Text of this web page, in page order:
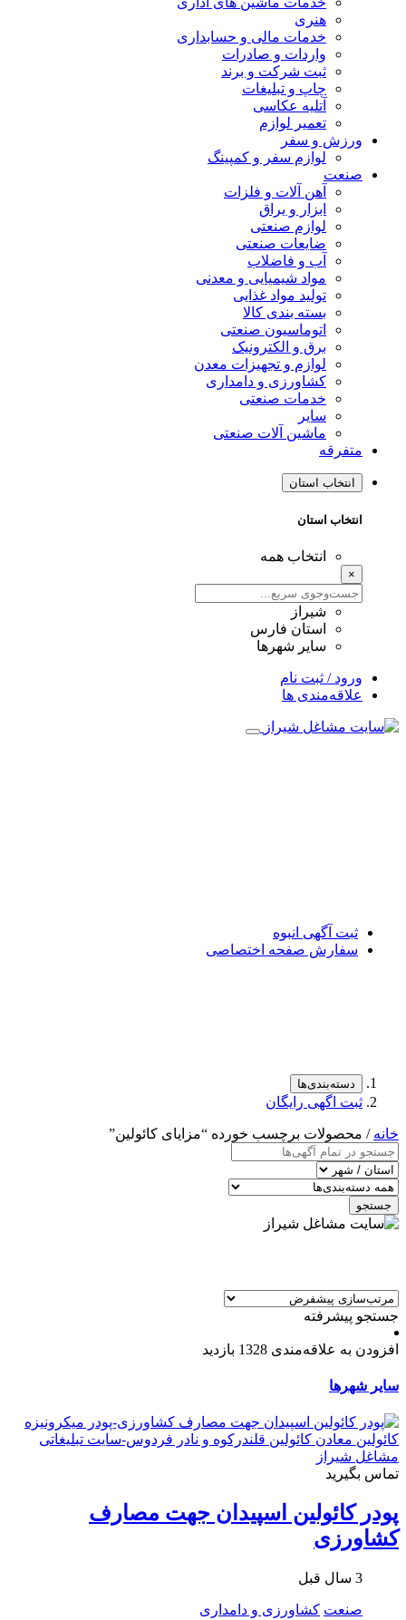
هنری
خدمات مالی و حسابداری
واردات و صادرات
ثبت شرکت و برند
چاپ و تبلیغات
آتلیه عکاسی
تعمیر لوازم
ورزش و سفر
لوازم سفر و کمپینگ
صنعت
آهن آلات و فلزات
ابزار و یراق
لوازم صنعتی
ضایعات صنعتی
آب و فاضلاب
مواد شیمیایی و معدنی
تولید مواد غذایی
بسته بندی کالا
اتوماسیون صنعتی
برق و الکترونیک
لوازم و تجهیزات معدن
کشاورزی و دامداری
خدمات صنعتی
سایر
ماشین آلات صنعتی
متفرقه
انتخاب استان
انتخاب استان
انتخاب همه
×
شیراز
استان فارس
سایر شهرها
ورود / ثبت نام
علاقه‌مندی ها
ثبت آگهی انبوه
سفارش صفحه اختصاصی
دسته‌بندی‌ها
ثبت اگهی رایگان
خانه / محصولات برچسب خورده “مزایای کائولین”
جستجو
جستجو پیشرفته
افزودن به علاقه‌مندی 1328 بازدید
سایر شهرها
تماس بگیرید
پودر کائولین اسپیدان جهت مصارف
کشاورزی
3 سال قبل
صنعت کشاورزی و دامداری